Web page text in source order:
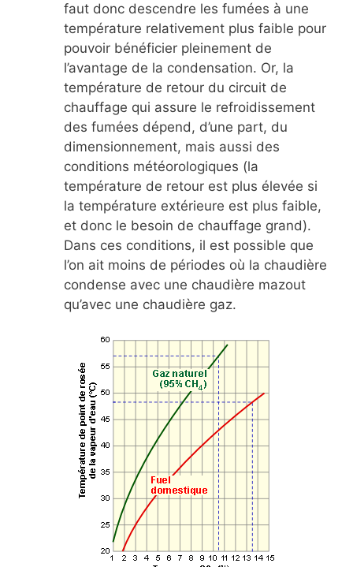
faut donc descendre les fumées à une
température relativement plus faible pour
pouvoir bénéficier pleinement de
l’avantage de la condensation. Or, la
température de retour du circuit de
chauffage qui assure le refroidissement
des fumées dépend, d’une part, du
dimensionnement, mais aussi des
conditions météorologiques (la
température de retour est plus élevée si
la température extérieure est plus faible,
et donc le besoin de chauffage grand).
Dans ces conditions, il est possible que
l’on ait moins de périodes où la chaudière
condense avec une chaudière mazout
qu’avec une chaudière gaz.